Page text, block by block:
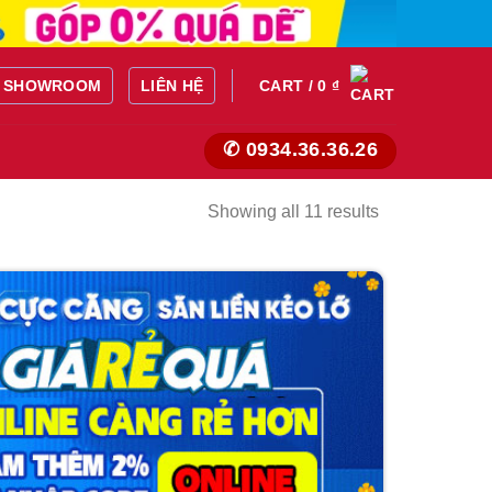
SHOWROOM LIÊN HỆ CART /0 ₫
✆ 0934.36.36.26
Showing all 11 results